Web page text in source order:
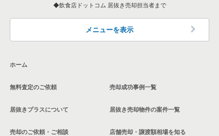
墨田区の飲食店の居抜き売却物件の案件一覧
品川区の飲食店の居抜き売却物件の案件一覧
中野区の飲食店の居抜き売却物件の案件一覧
東京23区の和食の居抜き売却物件の案件一覧
東京23区の洋食の居抜き売却物件の案件一覧
中央区の洋食の居抜き売却物件の案件一覧
飲食店ドットコム 居抜き売却担当者まで
メニューを表示
ホーム
無料査定のご依頼
居抜きプラスについて
売却のご依頼・ご相談
売却成功事例一覧
居抜き売却物件の案件一覧
店舗売却・譲渡額相場を知る